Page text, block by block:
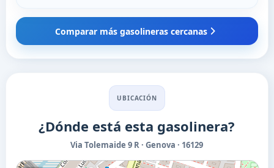
Comparar más gasolineras cercanas
UBICACIÓN
¿Dónde está esta gasolinera?
Via Tolemaide 9 R · Genova · 16129